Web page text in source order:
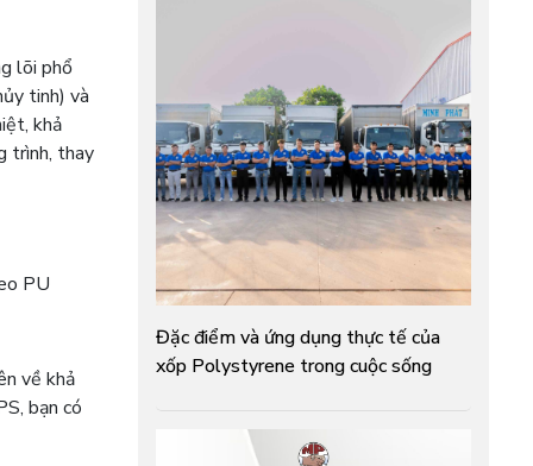
lõi phổ
tinh) và
khả
trình, thay
PU
về khả
bạn có
Đặc điểm và ứng dụng thực tế của
xốp Polystyrene trong cuộc sống